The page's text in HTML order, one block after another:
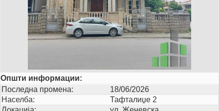
Најава
MK
GO!
Општи информации:
Последна промена:
18/06/2026
Населба:
Тафталиџе 2